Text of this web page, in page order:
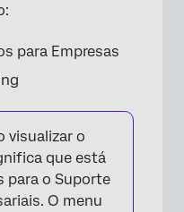
para Empresas
visualizar o
que está
para o Suporte
O menu